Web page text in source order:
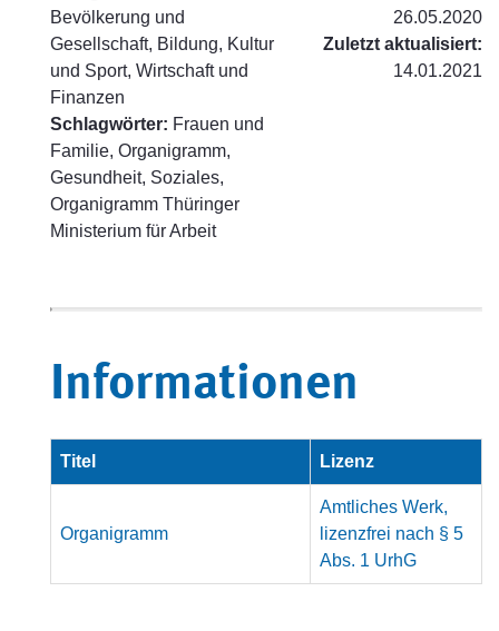
Bevölkerung und
Gesellschaft, Bildung, Kultur
und Sport, Wirtschaft und
Finanzen
Schlagwörter: Frauen und
Familie, Organigramm,
Gesundheit, Soziales,
Organigramm Thüringer
Ministerium für Arbeit
26.05.2020
Zuletzt aktualisiert:
14.01.2021
Informationen
Titel Lizenz
Organigramm
Amtliches Werk,
lizenzfrei nach § 5
Abs. 1 UrhG